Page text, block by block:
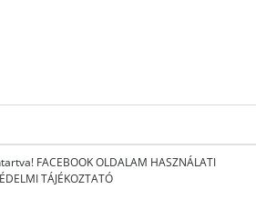
FACEBOOK OLDALAM HASZNÁLATI
TÁJÉKOZTATÓ